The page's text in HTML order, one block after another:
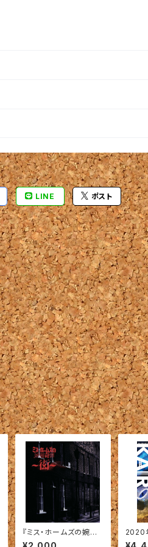
LINE ポスト
『ミス・ホームズの婉麗
奇譚 〜衒〜 』上演台本
2020
本編